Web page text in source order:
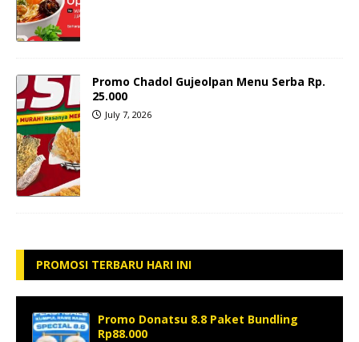
Promo Chadol Gujeolpan Menu Serba Rp.
25.000
July 7, 2026
PROMOSI TERBARU HARI INI
Promo Donatsu 8.8 Paket Bundling
Rp88.000